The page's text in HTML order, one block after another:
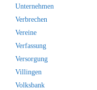
Unternehmen
Verbrechen
Vereine
Verfassung
Versorgung
Villingen
Volksbank